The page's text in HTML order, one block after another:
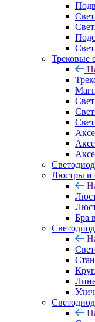
Трековые
Люстры и
Бра